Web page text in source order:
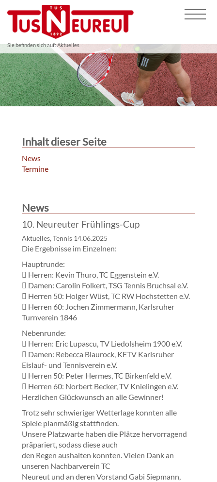
Sie befinden sich auf: Aktuelles
Inhalt dieser Seite
News
Termine
News
10. Neureuter Frühlings-Cup
Aktuelles, Tennis 14.06.2025
Die Ergebnisse im Einzelnen:
Hauptrunde:
 Herren: Kevin Thuro, TC Eggenstein e.V.
 Damen: Carolin Folkert, TSG Tennis Bruchsal e.V.
 Herren 50: Holger Wüst, TC RW Hochstetten e.V.
 Herren 60: Jochen Zimmermann, Karlsruher
Turnverein 1846
Nebenrunde:
 Herren: Eric Lupascu, TV Liedolsheim 1900 e.V.
 Damen: Rebecca Blaurock, KETV Karlsruher
Eislauf- und Tennisverein e.V.
 Herren 50: Peter Hermes, TC Birkenfeld e.V.
 Herren 60: Norbert Becker, TV Knielingen e.V.
Herzlichen Glückwunsch an alle Gewinner!
Trotz sehr schwieriger Wetterlage konnten alle
Spiele planmäßig stattfinden.
Unsere Platzwarte haben die Plätze hervorragend
präpariert, sodass diese auch
den Regen aushalten konnten. Vielen Dank an
unseren Nachbarverein TC
Neureut und an deren Vorstand Gabi Siepmann,